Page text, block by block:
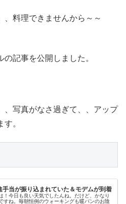
、料理できませんから～～
記事を公開しました。
、写真がなさ過ぎて、、アップ
。
手当が振り込まれていた＆モデムが到着
！今日も良い天気でしたんね。だけど、かなり
すね。毎朝恒例のウォーキングも暖パンのお陰